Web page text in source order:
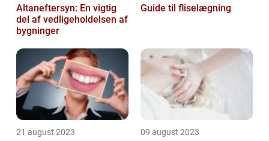
Altaneftersyn: En vigtig
del af vedligeholdelsen af
bygninger
Guide til fliselægning
21 august 2023 09 august 2023